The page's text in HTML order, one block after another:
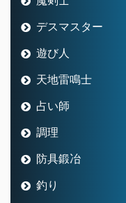
デスマスター
遊び人
天地雷鳴士
占い師
調理
防具鍛冶
釣り